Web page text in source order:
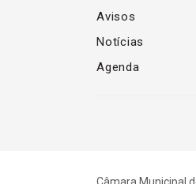
Avisos
Notícias
Agenda